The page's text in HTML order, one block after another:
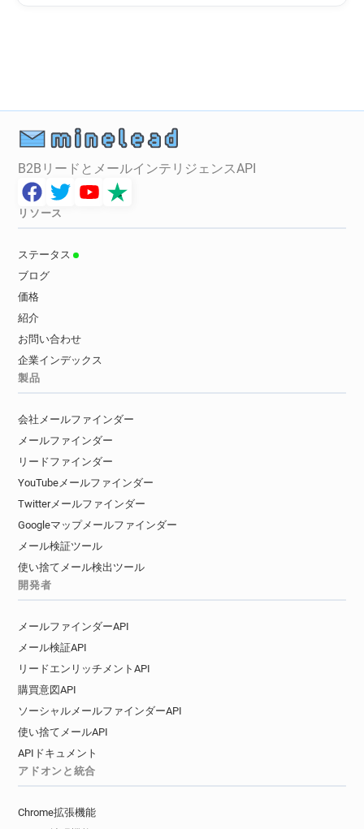
B2BリードとメールインテリジェンスAPI
リソース
ステータス
ブログ
価格
紹介
お問い合わせ
企業インデックス
製品
会社メールファインダー
メールファインダー
リードファインダー
YouTubeメールファインダー
Twitterメールファインダー
Googleマップメールファインダー
メール検証ツール
使い捨てメール検出ツール
開発者
メールファインダーAPI
メール検証API
リードエンリッチメントAPI
購買意図API
ソーシャルメールファインダーAPI
使い捨てメールAPI
APIドキュメント
アドオンと統合
Chrome拡張機能